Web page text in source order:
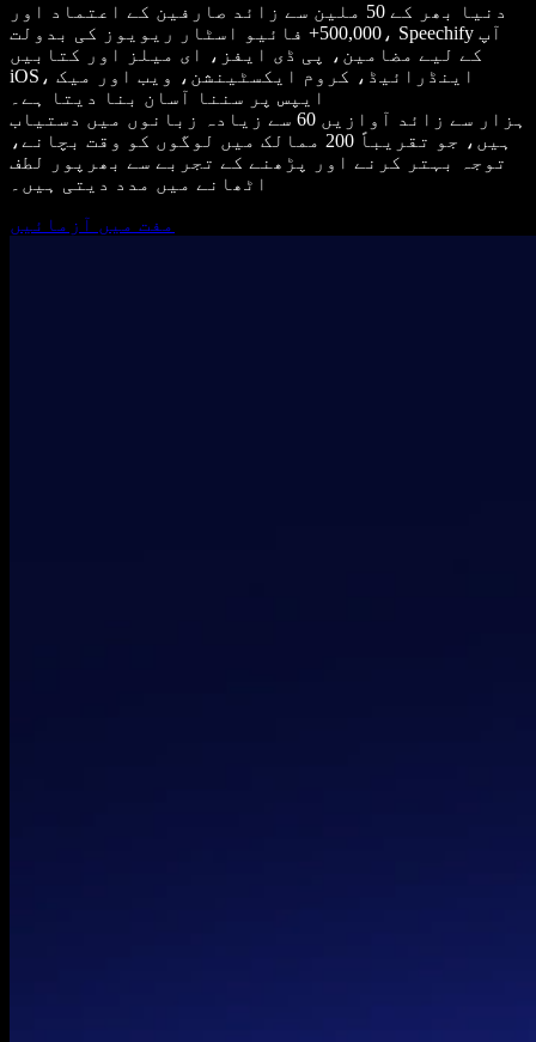
دنیا بھر کے 50 ملین سے زائد صارفین کے اعتماد اور
500,000+ فائیو اسٹار ریویوز کی بدولت، Speechify آپ
کے لیے مضامین، پی ڈی ایفز، ای میلز اور کتابیں
iOS، اینڈرائیڈ، کروم ایکسٹینشن، ویب اور میک
ایپس پر سننا آسان بنا دیتا ہے۔
ہزار سے زائد آوازیں 60 سے زیادہ زبانوں میں دستیاب
ہیں، جو تقریباً 200 ممالک میں لوگوں کو وقت بچانے،
توجہ بہتر کرنے اور پڑھنے کے تجربے سے بھرپور لطف
اٹھانے میں مدد دیتی ہیں۔
مفت میں آزمائیں